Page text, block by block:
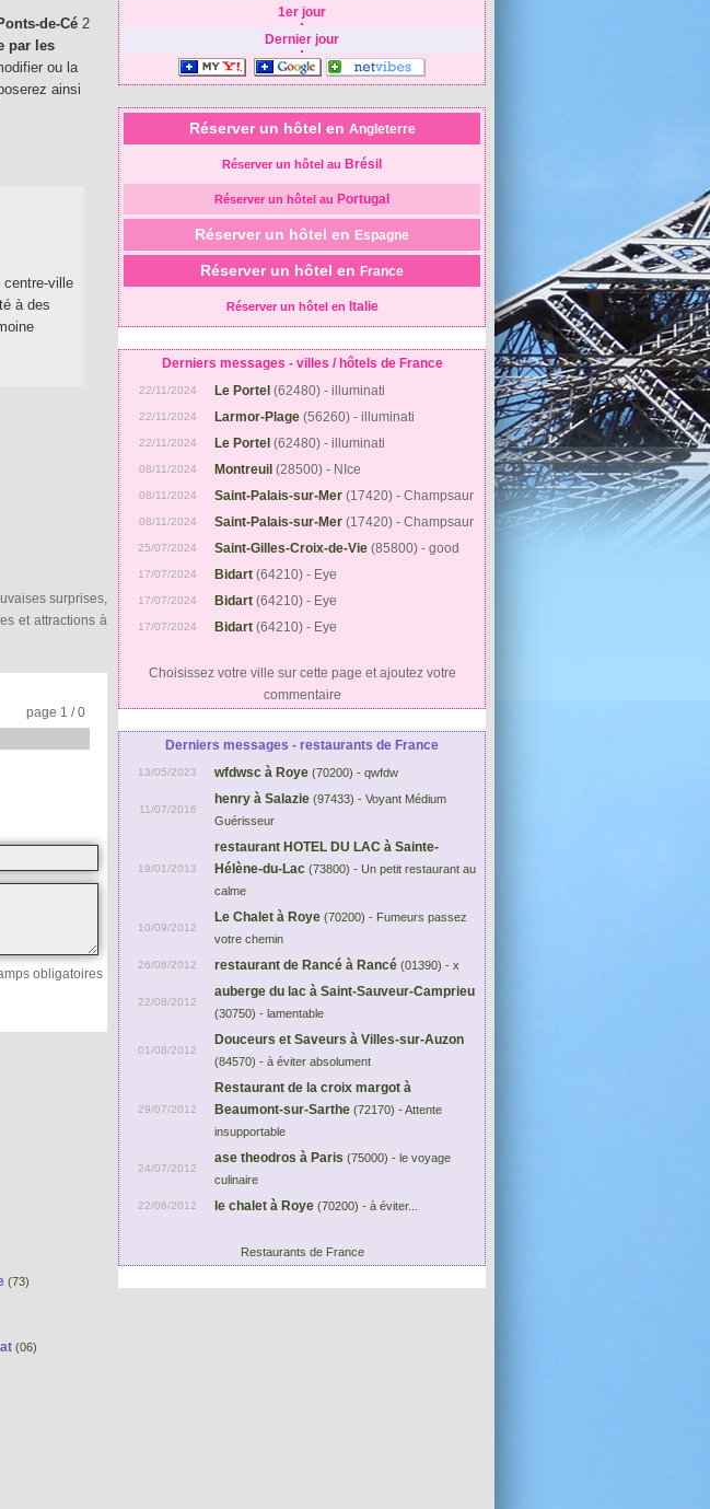
de-Cé 2
par les
ou la
ainsi
centre-ville
à des
surprises,
et attractions à
page 1 / 0
obligatoires
(73)
(06)
1er jour
Dernier jour
Réserver un hôtel en Angleterre
Réserver un hôtel au Brésil
Réserver un hôtel au Portugal
Réserver un hôtel en Espagne
Réserver un hôtel en France
Réserver un hôtel en Italie
Derniers messages - villes / hôtels de France
22/11/2024 Le Portel (62480) - illuminati
22/11/2024 Larmor-Plage (56260) - illuminati
22/11/2024 Le Portel (62480) - illuminati
08/11/2024 Montreuil (28500) - NIce
08/11/2024 Saint-Palais-sur-Mer (17420) - Champsaur
08/11/2024 Saint-Palais-sur-Mer (17420) - Champsaur
25/07/2024 Saint-Gilles-Croix-de-Vie (85800) - good
17/07/2024 Bidart (64210) - Eye
17/07/2024 Bidart (64210) - Eye
17/07/2024 Bidart (64210) - Eye
Choisissez votre ville sur cette page et ajoutez votre
commentaire
Derniers messages - restaurants de France
13/05/2023 wfdwsc à Roye (70200) - qwfdw
11/07/2016
henry à Salazie (97433) - Voyant Médium
Guérisseur
19/01/2013
restaurant HOTEL DU LAC à Sainte-
Hélène-du-Lac (73800) - Un petit restaurant au
calme
10/09/2012
Le Chalet à Roye (70200) - Fumeurs passez
votre chemin
26/08/2012 restaurant de Rancé à Rancé (01390) - x
22/08/2012
auberge du lac à Saint-Sauveur-Camprieu
(30750) - lamentable
01/08/2012
Douceurs et Saveurs à Villes-sur-Auzon
(84570) - à éviter absolument
29/07/2012
Restaurant de la croix margot à
Beaumont-sur-Sarthe (72170) - Attente
insupportable
24/07/2012
ase theodros à Paris (75000) - le voyage
culinaire
22/06/2012 le chalet à Roye (70200) - à éviter...
Restaurants de France